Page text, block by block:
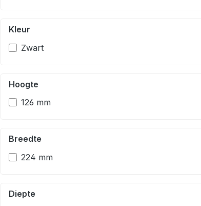
Kleur
Zwart
Hoogte
126 mm
Breedte
224 mm
Diepte